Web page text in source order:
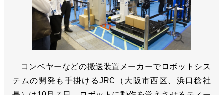
コンベヤーなどの搬送装置メーカーでロボットシス
テムの開発も手掛けるJRC（大阪市西区、浜口稔社